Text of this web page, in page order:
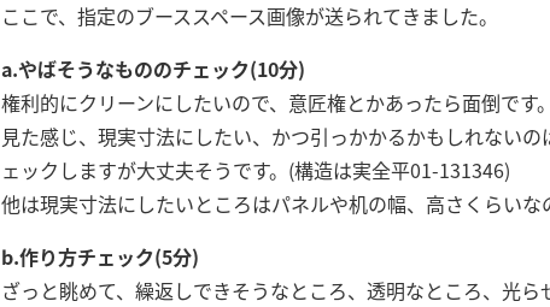
ここで、指定のブーススペース画像が送られてきました。
a.やばそうなもののチェック(10分)
権利的にクリーンにしたいので、意匠権とかあったら面倒です。
見た感じ、現実寸法にしたい、かつ引っかかるかもしれない
ェックしますが大丈夫そうです。(構造は実全平01-131346)
他は現実寸法にしたいところはパネルや机の幅、高さくらいな
b.作り方チェック(5分)
ざっと眺めて、繰返しできそうなところ、透明なところ、光